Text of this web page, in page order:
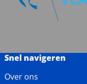
Snel navigeren
Over ons